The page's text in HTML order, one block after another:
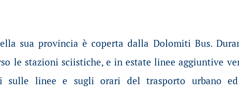
sua provincia è coperta dalla Dolomiti Bus.
le stazioni sciistiche, e in estate linee aggiuntive
sulle linee e sugli orari del trasporto urbano